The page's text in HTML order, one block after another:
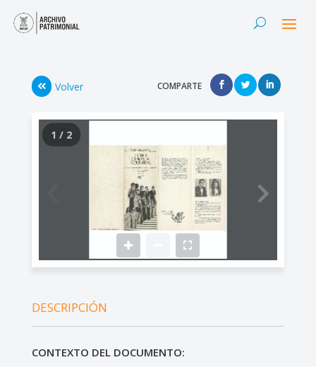
Volver COMPARTE
1 / 2
DESCRIPCIÓN
CONTEXTO DEL DOCUMENTO: